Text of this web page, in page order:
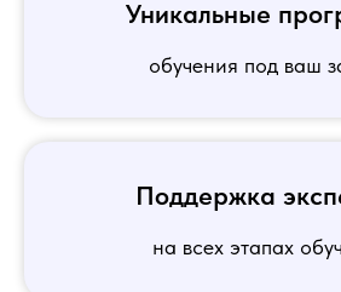
Уникальные
обучения под ваш
Поддержка
на всех этапах